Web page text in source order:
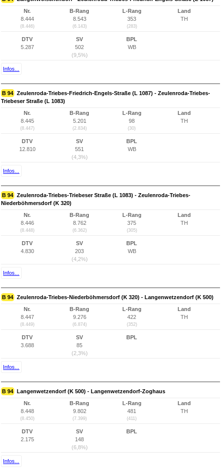
Nr.
8.444
(8.446)
B-Rang
8.543
(6.143)
L-Rang
353
(283)
Land
TH
DTV
5.287
SV
502
(9,5%)
BPL
WB
Infos...
B 94 Zeulenroda-Triebes-Friedrich-Engels-Straße (L 1087) - Zeulenroda-Triebes-
Triebeser Straße (L 1083)
Nr.
8.445
(8.447)
B-Rang
5.201
(2.834)
L-Rang
98
(30)
Land
TH
DTV
12.810
SV
551
(4,3%)
BPL
WB
Infos...
B 94 Zeulenroda-Triebes-Triebeser Straße (L 1083) - Zeulenroda-Triebes-
Niederböhmersdorf (K 320)
Nr.
8.446
(8.448)
B-Rang
8.762
(6.362)
L-Rang
375
(305)
Land
TH
DTV
4.830
SV
203
(4,2%)
BPL
WB
Infos...
B 94 Zeulenroda-Triebes-Niederböhmersdorf (K 320) - Langenwetzendorf (K 500)
Nr.
8.447
(8.449)
B-Rang
9.276
(6.874)
L-Rang
422
(352)
Land
TH
DTV
3.688
SV
85
(2,3%)
BPL
Infos...
B 94 Langenwetzendorf (K 500) - Langenwetzendorf-Zoghaus
Nr.
8.448
(8.450)
B-Rang
9.802
(7.399)
L-Rang
481
(411)
Land
TH
DTV
2.175
SV
148
(6,8%)
BPL
Infos...